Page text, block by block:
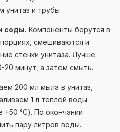
унитаз и трубы.
соды. Компоненты берутся в
смешиваются и
стенки унитаза. Лучше
20 минут, а затем смыть.
200 мл мыла в унитаз,
1 л тёплой воды
+50 °С). По окончании
пару литров воды.